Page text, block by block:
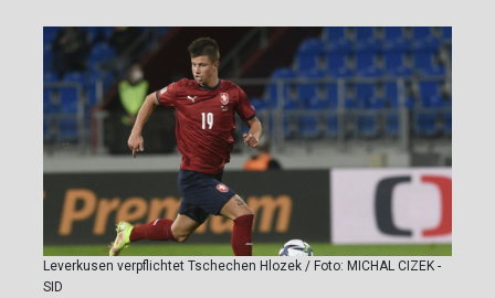
Leverkusen verpflichtet Tschechen Hlozek / Foto: MICHAL CIZEK -
SID